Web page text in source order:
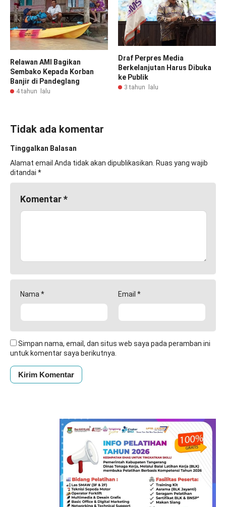
Relawan AMI Bagikan
Sembako Kepada Korban
Banjir di Pandeglang
4 tahun lalu
Draf Perpres Media
Berkelanjutan Harus Dibuka
ke Publik
3 tahun lalu
Tidak ada komentar
Tinggalkan Balasan
Alamat email Anda tidak akan dipublikasikan. Ruas yang wajib
ditandai *
Komentar*
Nama* Email *
Simpan nama, email, dan situs web saya pada peramban ini
untuk komentar saya berikutnya.